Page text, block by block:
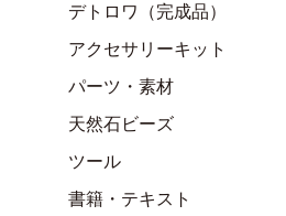
デトロワ（完成品）
アクセサリーキット
パーツ・素材
天然石ビーズ
ツール
書籍・テキスト